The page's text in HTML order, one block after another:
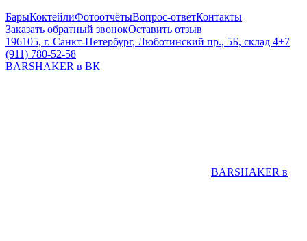
БарыКоктейлиФотоотчётыВопрос-ответКонтакты
Заказать обратный звонокОставить отзыв
196105, г. Санкт-Петербург, Люботинский пр., 5Б, склад 4+7
(911) 780-52-58
BARSHAKER в ВК
BARSHAKER в